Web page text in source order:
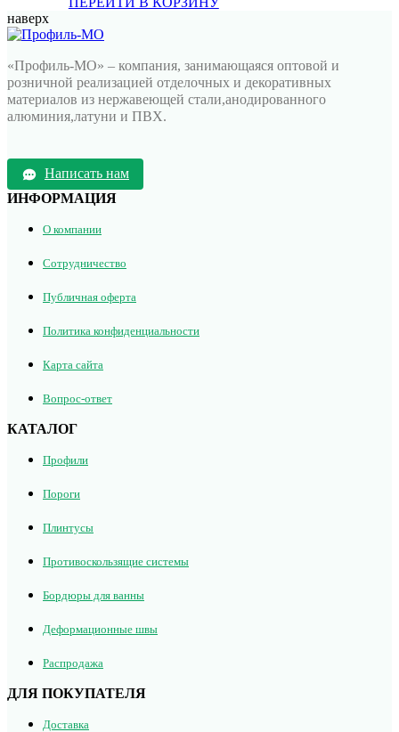
наверх
«Профиль-МО» – компания, занимающаяся оптовой и
розничной реализацией отделочных и декоративных
материалов из нержавеющей стали,анодированного
алюминия,латуни и ПВХ.
Написать нам
ИНФОРМАЦИЯ
О компании
Сотрудничество
Публичная оферта
Политика конфиденциальности
Карта сайта
Вопрос-ответ
КАТАЛОГ
Профили
Пороги
Плинтусы
Противоскользящие системы
Бордюры для ванны
Деформационные швы
Распродажа
ДЛЯ ПОКУПАТЕЛЯ
Доставка